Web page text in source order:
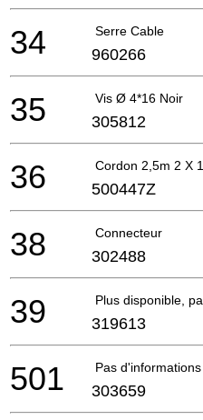
Serre Cable
34 960266
Vis Ø 4*16 Noir
35 305812
Cordon 2,5m 2 X
36 500447Z
Connecteur
38 302488
Plus disponible,
39 319613
Pas
501 303659